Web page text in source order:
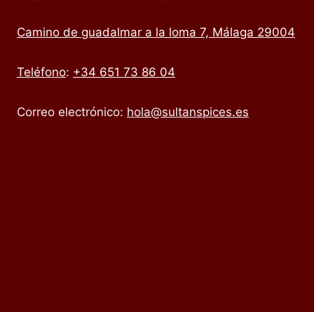
Camino de guadalmar a la loma 7, Málaga 29004
Teléfono: +34 651 73 86 04
Correo electrónico: hola@sultanspices.es